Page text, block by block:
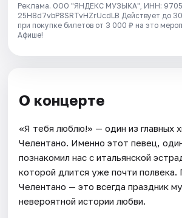
Реклама. ООО "ЯНДЕКС МУЗЫКА", ИНН:
25H8d7vbP8SRTvHZrUcdLB Действует до
при покупке билетов от 3 000 ₽ на это
Афише!
О концерте
«Я тебя люблю!» — один из главных
Челентано. Именно этот певец,
познакомил нас с итальянской
которой длится уже почти полвека.
Челентано — это всегда праздник
невероятной истории любви.